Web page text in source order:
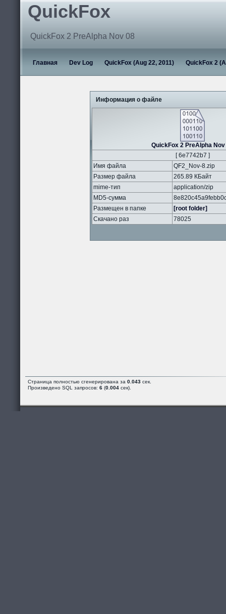
QuickFox
QuickFox 2 PreAlpha Nov 08
Главная Dev Log QuickFox (Aug 22, 2011) QuickFox 2
Информация о файле
QuickFox 2 PreAlpha Nov
[ 6e7742b7 ]
Имя файла
QF2_Nov-8.zip
Размер файла
265.89 КБайт
mime-тип
application/zip
MD5-сумма
Размещен в папке
[root folder]
Скачано раз
78025
Страница полностью сгенерирована за 0.043 сек.
Произведено SQL запросов: 6 (0.004 сек).